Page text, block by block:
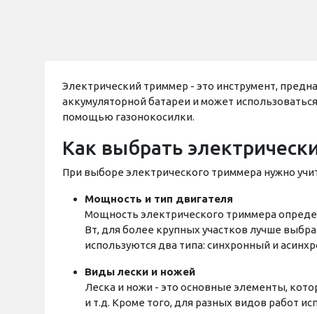
Электрический триммер - это инструмент,
аккумуляторной батареи и может
помощью газонокосилки.
Как выбрать
При выборе электрического триммера нужно
Мощность и тип двигателя
Мощность электрического триммера
Вт, для более крупных участков лучше
используются два типа: синхронный и
Виды лески и ножей
Леска и ножи - это основные элементы,
и т.д. Кроме того, для разных видов работ